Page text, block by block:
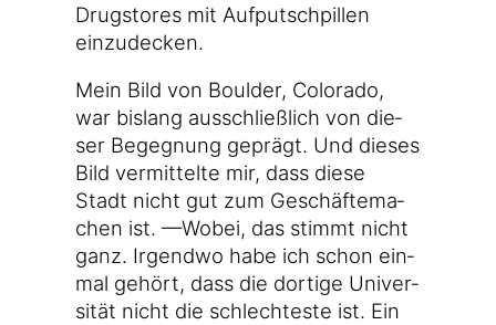
Drugs­to­res mit Auf­putsch­pil­len
einzudecken.
Mein Bild von Bould­er, Colo­ra­do,
war bis­lang aus­schließ­lich von die­
ser Begeg­nung geprägt. Und die­ses
Bild ver­mit­tel­te mir, dass die­se
Stadt nicht gut zum Geschäf­te­ma­
chen ist. —Wobei, das stimmt nicht
ganz. Irgend­wo habe ich schon ein­
mal gehört, dass die dor­ti­ge Uni­ver­
si­tät nicht die schlech­tes­te ist. Ein